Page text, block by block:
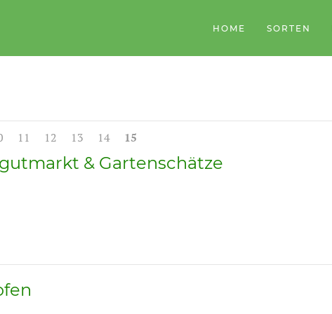
HOME SORTEN
11 12 13 14 15
& Gartenschätze